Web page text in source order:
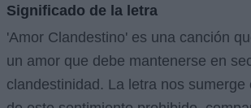
Significado de la letra
'Amor Clandestino' es una canción
un amor que debe mantenerse en
clandestinidad. La letra nos sumerge